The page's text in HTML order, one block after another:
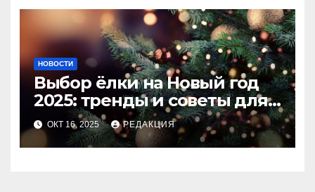
НОВОСТИ
Выбор ёлки на Новый год
2025: тренды и советы для
идеального праздника
ОКТ 16, 2025 РЕДАКЦИЯ